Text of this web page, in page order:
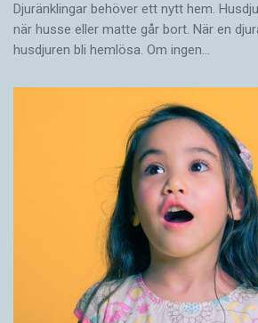
Djuränklingar behöver ett nytt hem.
när husse eller matte går bort. När en
husdjuren bli hemlösa. Om ingen…